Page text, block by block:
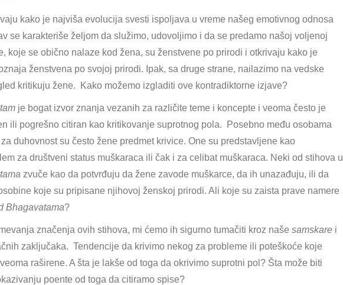
Ženstvena
duhovnost
u
virtuelnom
Điva
univerzitetu
kako je najviša evolucija svesti ispoljava u vreme našeg emotivnog odnosa
se karakteriše željom da služimo, udovoljimo i da se predamo našoj voljenoj
koje se obično nalaze kod žena, su ženstvene po prirodi i otkrivaju kako je
ženstvena po svojoj prirodi. Ipak, sa druge strane, nailazimo na vedske
kritikuju žene. Kako možemo izgladiti ove kontradiktorne izjave?
je bogat izvor znanja vezanih za različite teme i koncepte i veoma često je
ili pogrešno citiran kao kritikovanje suprotnog pola. Posebno među osobama
duhovnost su često žene predmet krivice. One su predstavljene kao
za društveni status muškaraca ili čak i za celibat muškaraca. Neki od stihova u
zvuče kao da potvrđuju da žene zavode muškarce, da ih unazađuju, ili da
koje su pripisane njihovoj ženskoj prirodi. Ali koje su zaista prave namere
Bhagavatama?
značenja ovih stihova, mi ćemo ih sigurno tumačiti kroz naše samskare i
zaključaka. Tendencije da krivimo nekog za probleme ili poteškoće koje
raširene. A šta je lakše od toga da okrivimo suprotni pol? Šta može biti
poente od toga da citiramo spise?